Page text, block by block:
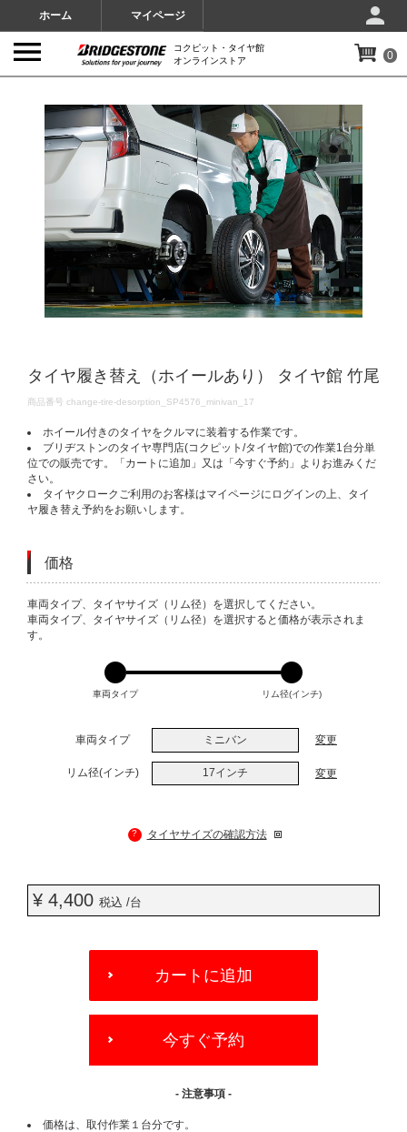
ホーム マイページ
コクピット・タイヤ館
オンラインストア
0
タイヤ履き替え（ホイールあり） タイヤ館 竹尾
DETAILS
商品番号 change-tire-desorption_SP4576_minivan_17
ホイール付きのタイヤをクルマに装着する作業です。
ブリヂストンのタイヤ専門店(コクピット/タイヤ館)での作業1台分単
位での販売です。「カートに追加」又は「今すぐ予約」よりお進みくだ
さい。
タイヤクロークご利用のお客様はマイページにログインの上、タイ
ヤ履き替え予約をお願いします。
価格
VARIATIONS
車両タイプ、タイヤサイズ（リム径）を選択してください。
車両タイプ、タイヤサイズ（リム径）を選択すると価格が表示されま
す。
車両タイプ リム径(インチ)
車両タイプ ミニバン 変更
リム径(インチ) 17インチ 変更
? タイヤサイズの確認方法
¥ 4,400 税込 /台
OPTIONS
カートに追加
今すぐ予約
- 注意事項 -
価格は、取付作業１台分です。